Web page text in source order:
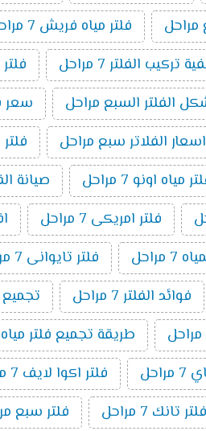
فلتر مياه فريش 7 مراحل
تركيب الفلتر 7 مراحل
الفلتر السبع مراحل سعر
اسعار الفلاتر سبع مراحل فلتر
مياه اونو 7 مراحل صيانة الفلتر
فلتر امريكى 7 مراحل
فلتر تايوانى 7 مراحل
فوائد الفلتر 7 مراحل تجميع
طريقة تجميع فلتر مياه 7 مراحل
فلتر اكوا لايف 7 مراحل
تانك 7 مراحل فلتر سبع